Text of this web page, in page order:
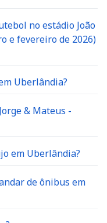
no estádio João
e fevereiro de 2026)
Uberlândia?
& Mateus -
em Uberlândia?
de ônibus em